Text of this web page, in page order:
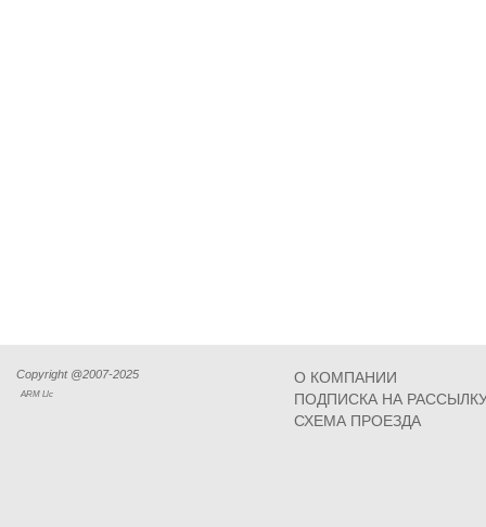
Copyright @2007-2025
ARM Llc
О КОМПАНИИ
ПОДПИСКА НА
СХЕМА ПРОЕЗДА